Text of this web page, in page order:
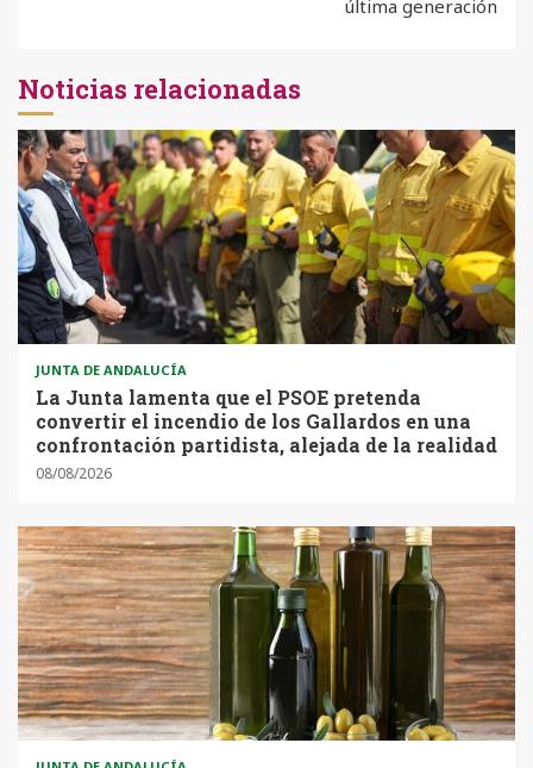
última generación
Noticias relacionadas
JUNTA DE ANDALUCÍA
La Junta lamenta que el PSOE pretenda
convertir el incendio de los Gallardos en una
confrontación partidista, alejada de la realidad
08/08/2026